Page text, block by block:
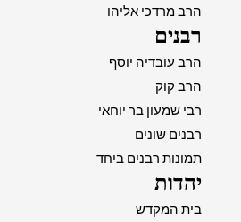
הרב מרדכי אליהו
רבנים
הרב עובדיה יוסף
הרב קוק
רבי שמעון בר יוחאי
רבנים שונים
תמונות רבנים ביחד
יהדות
בית המקדש